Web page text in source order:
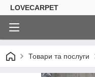
LOVECARPET
Товари та послуги